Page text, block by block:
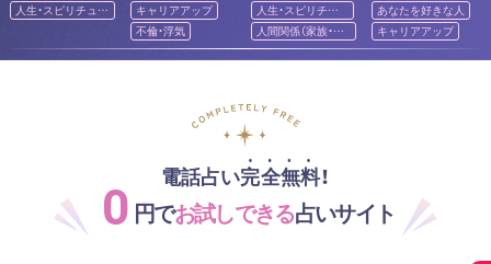
人生・スピリチュア
ル
キャリアアップ
不倫・浮気
人生・スピリチュ
アル
人間関係（家族・友
人）
あなたを好きな人
キャリアアップ
電話占い完全無料！
0 円でお試しできる占いサイト